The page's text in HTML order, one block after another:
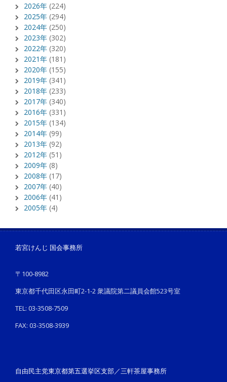
2026年 (224)
2025年 (294)
2024年 (250)
2023年 (302)
2022年 (320)
2021年 (181)
2020年 (155)
2019年 (341)
2018年 (233)
2017年 (340)
2016年 (331)
2015年 (134)
2014年 (99)
2013年 (92)
2012年 (51)
2009年 (8)
2008年 (17)
2007年 (40)
2006年 (41)
2005年 (4)
若宮けんじ 国会事務所
〒100-8982
東京都千代田区永田町2-1-2 衆議院第二議員会館523号室
TEL: 03-3508-7509
FAX: 03-3508-3939
自由民主党東京都第五選挙区支部／三軒茶屋事務所